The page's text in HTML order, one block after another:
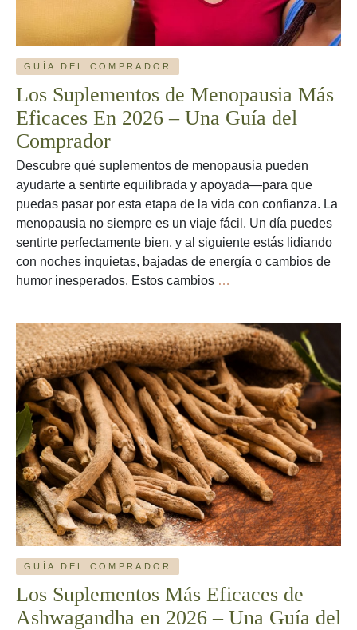
GUÍA DEL COMPRADOR
Los Suplementos de Menopausia Más
Eficaces En 2026 – Una Guía del
Comprador
Descubre qué suplementos de menopausia pueden
ayudarte a sentirte equilibrada y apoyada—para que
puedas pasar por esta etapa de la vida con confianza. La
menopausia no siempre es un viaje fácil. Un día puedes
sentirte perfectamente bien, y al siguiente estás lidiando
con noches inquietas, bajadas de energía o cambios de
humor inesperados. Estos cambios …
Menopausia
Más
Eficaces
En
2026
–
Una
Guía
del
Comprador
GUÍA DEL COMPRADOR
Los Suplementos Más Eficaces de
Ashwagandha en 2026 – Una Guía del